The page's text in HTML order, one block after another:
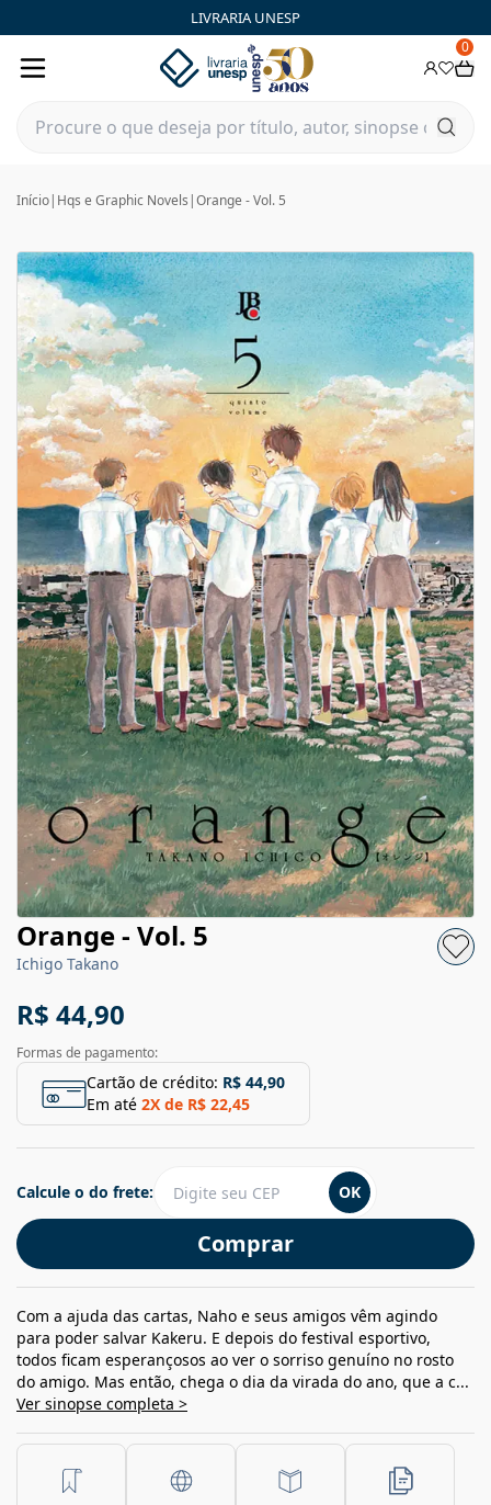
LIVRARIA UNESP
0
Início| Hqs e Graphic Novels |Orange - Vol. 5
Orange - Vol. 5
Ichigo Takano
R$ 44,90
Formas de pagamento:
Cartão de crédito: R$ 44,90
Em até 2X de R$ 22,45
Comprar
Calcule o do frete: OK
Com a ajuda das cartas, Naho e seus amigos vêm agindo
para poder salvar Kakeru. E depois do festival esportivo,
todos ficam esperançosos ao ver o sorriso genuíno no rosto
do amigo. Mas então, chega o dia da virada do ano, que a c...
Ver sinopse completa >